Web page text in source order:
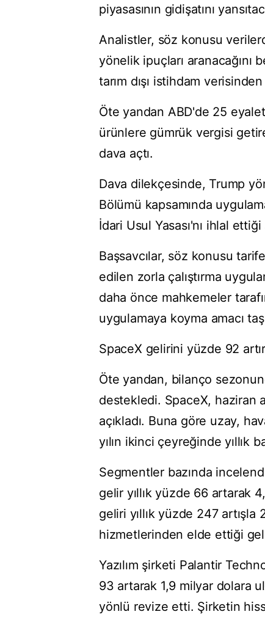
piyasasının gidişatını
Analistler, söz konusu
yönelik ipuçları aranacağını
tarım dışı istihdam
Öte yandan ABD'de 25
ürünlere gümrük vergisi
dava açtı.
Dava dilekçesinde, Trump
Bölümü kapsamında
İdari Usul Yasası'nı ihlal
Başsavcılar, söz konusu
edilen zorla çalıştırma
daha önce mahkemeler
uygulamaya koyma amacı
SpaceX gelirini yüzde 92
Öte yandan, bilanço
destekledi. SpaceX, haziran
açıkladı. Buna göre uzay,
yılın ikinci çeyreğinde yıllık
Segmentler bazında
gelir yıllık yüzde 66 artarak
geliri yıllık yüzde 247
hizmetlerinden elde ettiği
Yazılım şirketi Palantir
93 artarak 1,9 milyar dolara
yönlü revize etti. Şirketin